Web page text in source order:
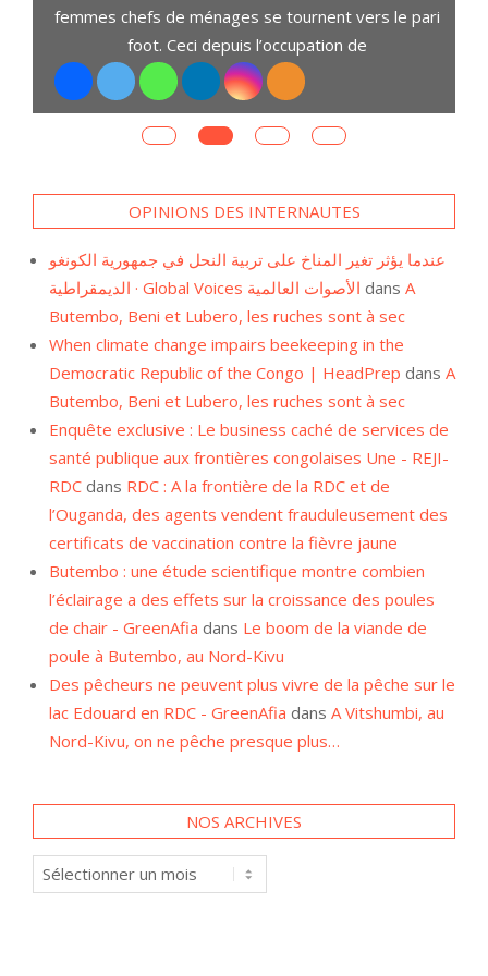
femmes chefs de ménages se tournent vers le pari
foot. Ceci depuis l’occupation de
OPINIONS DES INTERNAUTES
عندما يؤثر تغير المناخ على تربية النحل في جمهورية الكونغو
الديمقراطية · Global Voices الأصوات العالمية dans A
Butembo, Beni et Lubero, les ruches sont à sec
When climate change impairs beekeeping in the
Democratic Republic of the Congo | HeadPrep dans A
Butembo, Beni et Lubero, les ruches sont à sec
Enquête exclusive : Le business caché de services de
santé publique aux frontières congolaises Une - REJI-
RDC dans RDC : A la frontière de la RDC et de
l’Ouganda, des agents vendent frauduleusement des
certificats de vaccination contre la fièvre jaune
Butembo : une étude scientifique montre combien
l’éclairage a des effets sur la croissance des poules
de chair - GreenAfia dans Le boom de la viande de
poule à Butembo, au Nord-Kivu
Des pêcheurs ne peuvent plus vivre de la pêche sur le
lac Edouard en RDC - GreenAfia dans A Vitshumbi, au
Nord-Kivu, on ne pêche presque plus…
NOS ARCHIVES
Nos
archives